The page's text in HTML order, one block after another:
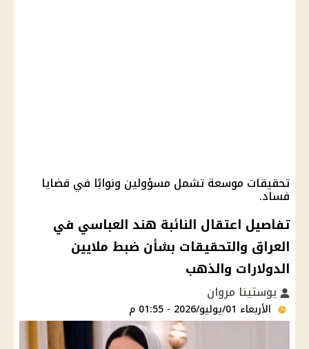
تحقيقات موسعة تشمل مسؤولين ونوابًا في قضايا
فساد.
تفاصيل اعتقال النائبة هند العباسي في
العراق والتحقيقات بشأن ضبط ملايين
الدولارات والذهب
يوستينا مروان
الأربعاء 01/يوليو/2026 - 01:55 م